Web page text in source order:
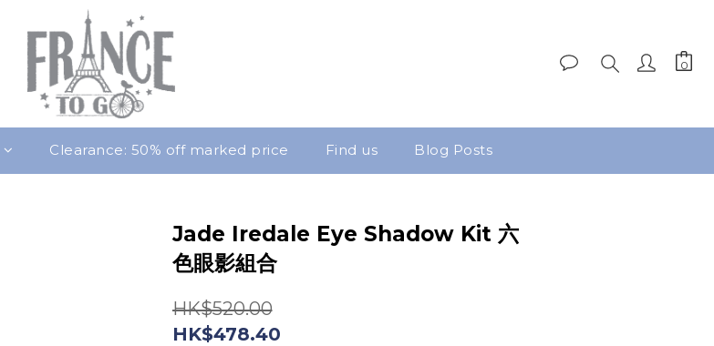
Clearance: 50% off marked price Find us Blog Posts
Jade Iredale Eye Shadow Kit 六
色眼影組合
HK$520.00
HK$478.40